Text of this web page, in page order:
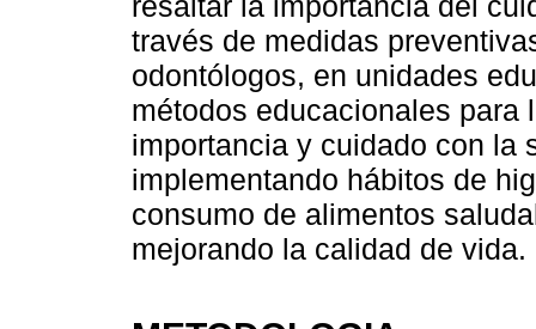
través de medidas
odontólogos, en unidades
métodos educacionales para
importancia y cuidado con la
implementando hábitos de
consumo de alimentos
mejorando la calidad de vida.